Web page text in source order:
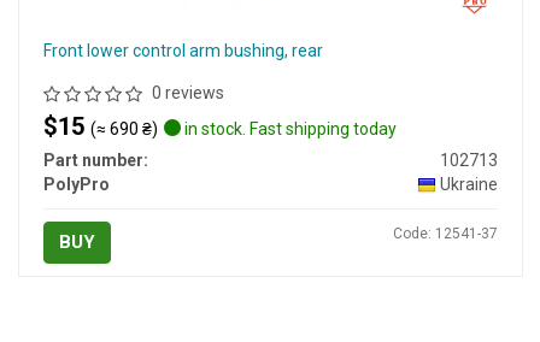
Front lower control arm bushing, rear
0 reviews
$15 (≈ 690 ₴)
in stock. Fast shipping today
Part number:
102713
PolyPro
Ukraine
BUY Code: 12541-37